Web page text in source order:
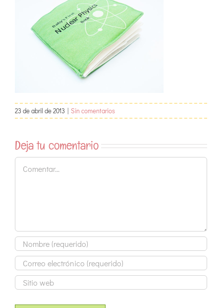
23 de abril de 2013 | Sin comentarios
Deja tu comentario
Comentar